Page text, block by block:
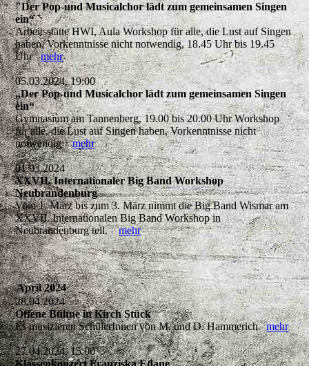
"Der Pop-und Musicalchor lädt zum gemeinsamen Singen
ein“
Arbeitsstätte HWI, Aula Workshop für alle, die Lust auf Singen
haben, Vorkenntnisse nicht notwendig, 18.45 Uhr bis 19.45
Uhrmehr
05.03.2024, 19:00
„Der Pop-und Musicalchor lädt zum gemeinsamen Singen
ein“
Gymnasium am Tannenberg, 19.00 bis 20.00 Uhr Workshop
für alle, die Lust auf Singen haben, Vorkenntnisse nicht
notwendigmehr
01.03.2024
XXVII. Internationaler Big Band Workshop
Neubrandenburg
Vom 1. März bis zum 3. März nimmt die Big Band Wismar am
XXVII. Internationalen Big Band Workshop in
Neubrandenburg teil.mehr
April 2024
28.04.2024
Offene Bühne in Kirch Stück
Es musizieren SchülerInnen von M. und D. Hammerichmehr
27.04.2024, 15:00
Klassenkonzert Franziska Edane